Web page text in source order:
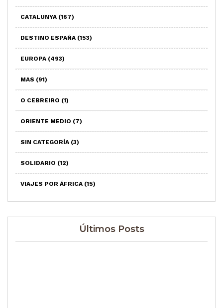
CATALUNYA (167)
DESTINO ESPAÑA (153)
EUROPA (493)
MAS (91)
O CEBREIRO (1)
ORIENTE MEDIO (7)
SIN CATEGORÍA (3)
SOLIDARIO (12)
VIAJES POR ÁFRICA (15)
Últimos Posts